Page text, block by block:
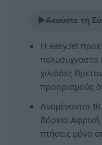
▶Ακούστε τη
Η easyJet
πολυσύχναστο
χιλιάδες
προορισμούς
Αναμένονται
Βόρεια
πτήσεις μόνο